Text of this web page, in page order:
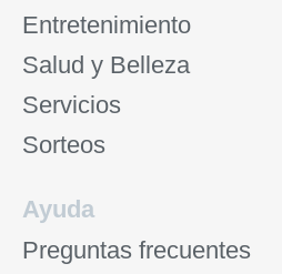
Entretenimiento
Salud y Belleza
Servicios
Sorteos
Ayuda
Preguntas frecuentes